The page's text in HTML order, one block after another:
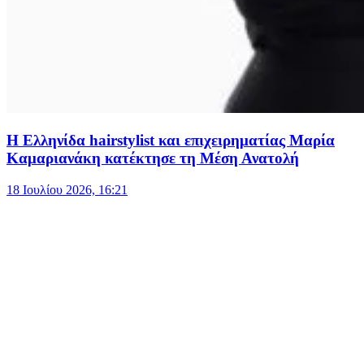
Η Ελληνίδα hairstylist και επιχειρηματίας Μαρία
Καμαριανάκη κατέκτησε τη Μέση Ανατολή
18 Ιουλίου 2026, 16:21